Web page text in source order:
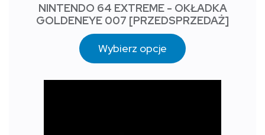
NINTENDO 64 EXTREME - OKŁADKA
GOLDENEYE 007 [PRZEDSPRZEDAŻ]
Wybierz opcje